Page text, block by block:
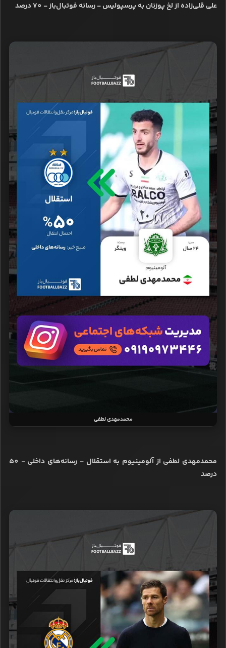
علی قلی‌زاده از لخ پوزنان به پرسپولیس - رسانه فوتبال‌باز - 70 درصد
محمدمهدی لطفی
محمدمهدی لطفی از آلومینیوم به استقلال - رسانه‌های داخلی - 50
درصد